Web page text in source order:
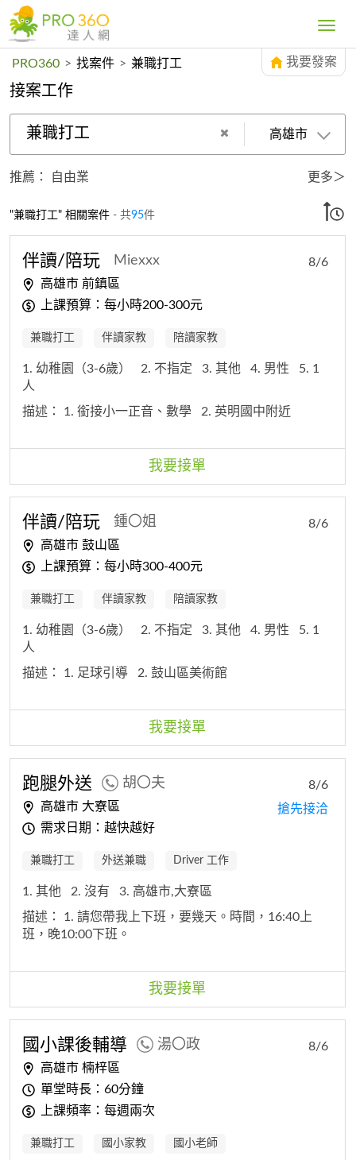
Toggle
PRO360 > 找案件 > 兼職打工 我要發案
接案工作
兼職打工 高雄市
推薦： 自由業 更多＞
"兼職打工" 相關案件 - 共95件
伴讀/陪玩 Miexxx
高雄市 前鎮區
上課預算：每小時200-300元
8/6
兼職打工 伴讀家教 陪讀家教
1. 幼稚園（3-6歲） 2. 不指定 3. 其他 4. 男性
5. 1
人
描述： 1. 銜接小一正音、數學 2. 英明國中附近
我要接單
伴讀/陪玩 鍾〇姐
高雄市 鼓山區
上課預算：每小時300-400元
8/6
兼職打工 伴讀家教 陪讀家教
1. 幼稚園（3-6歲） 2. 不指定 3. 其他 4. 男性
5. 1
人
描述： 1. 足球引導 2. 鼓山區美術館
我要接單
跑腿外送 胡〇夫
高雄市 大寮區
需求日期：越快越好
8/6
搶先接洽
兼職打工 外送兼職 Driver 工作
1. 其他 2. 沒有
3. 高雄市,大寮區
描述： 1. 請您帶我上下班，要幾天。時間，16:40上
班，晚10:00下班。
我要接單
國小課後輔導 湯〇政
高雄市 楠梓區
單堂時長：60分鐘
上課頻率：每週兩次
8/6
兼職打工 國小家教 國小老師